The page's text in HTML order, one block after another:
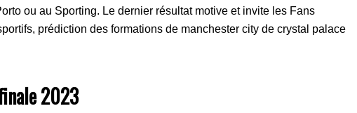
ou au Sporting. Le dernier résultat motive et invite les Fans
prédiction des formations de manchester city de crystal palace
2023